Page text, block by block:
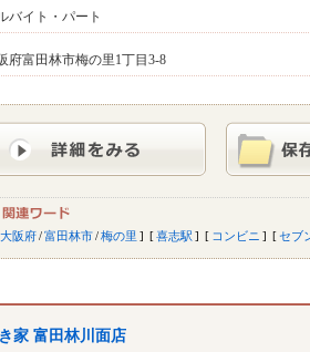
バイト・パート
府富田林市梅の里1丁目3-8
大阪府/富田林市/梅の里 喜志駅 コンビニ セブ
家 富田林川面店